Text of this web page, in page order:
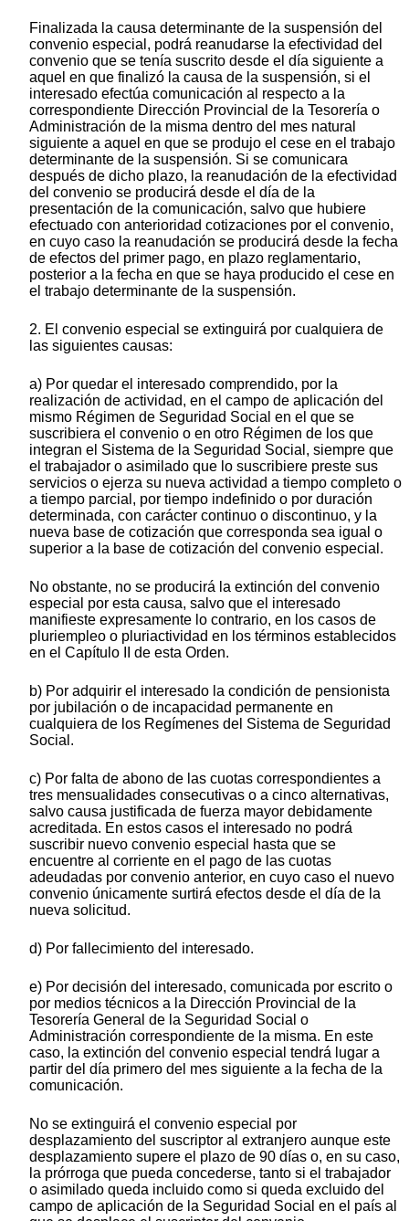
Finalizada la causa determinante de la suspensión del
convenio especial, podrá reanudarse la efectividad del
convenio que se tenía suscrito desde el día siguiente a
aquel en que finalizó la causa de la suspensión, si el
interesado efectúa comunicación al respecto a la
correspondiente Dirección Provincial de la Tesorería o
Administración de la misma dentro del mes natural
siguiente a aquel en que se produjo el cese en el trabajo
determinante de la suspensión. Si se comunicara
después de dicho plazo, la reanudación de la efectividad
del convenio se producirá desde el día de la
presentación de la comunicación, salvo que hubiere
efectuado con anterioridad cotizaciones por el convenio,
en cuyo caso la reanudación se producirá desde la fecha
de efectos del primer pago, en plazo reglamentario,
posterior a la fecha en que se haya producido el cese en
el trabajo determinante de la suspensión.
2. El convenio especial se extinguirá por cualquiera de
las siguientes causas:
a) Por quedar el interesado comprendido, por la
realización de actividad, en el campo de aplicación del
mismo Régimen de Seguridad Social en el que se
suscribiera el convenio o en otro Régimen de los que
integran el Sistema de la Seguridad Social, siempre que
el trabajador o asimilado que lo suscribiere preste sus
servicios o ejerza su nueva actividad a tiempo completo o
a tiempo parcial, por tiempo indefinido o por duración
determinada, con carácter continuo o discontinuo, y la
nueva base de cotización que corresponda sea igual o
superior a la base de cotización del convenio especial.
No obstante, no se producirá la extinción del convenio
especial por esta causa, salvo que el interesado
manifieste expresamente lo contrario, en los casos de
pluriempleo o pluriactividad en los términos establecidos
en el Capítulo II de esta Orden.
b) Por adquirir el interesado la condición de pensionista
por jubilación o de incapacidad permanente en
cualquiera de los Regímenes del Sistema de Seguridad
Social.
c) Por falta de abono de las cuotas correspondientes a
tres mensualidades consecutivas o a cinco alternativas,
salvo causa justificada de fuerza mayor debidamente
acreditada. En estos casos el interesado no podrá
suscribir nuevo convenio especial hasta que se
encuentre al corriente en el pago de las cuotas
adeudadas por convenio anterior, en cuyo caso el nuevo
convenio únicamente surtirá efectos desde el día de la
nueva solicitud.
d) Por fallecimiento del interesado.
e) Por decisión del interesado, comunicada por escrito o
por medios técnicos a la Dirección Provincial de la
Tesorería General de la Seguridad Social o
Administración correspondiente de la misma. En este
caso, la extinción del convenio especial tendrá lugar a
partir del día primero del mes siguiente a la fecha de la
comunicación.
No se extinguirá el convenio especial por
desplazamiento del suscriptor al extranjero aunque este
desplazamiento supere el plazo de 90 días o, en su caso,
la prórroga que pueda concederse, tanto si el trabajador
o asimilado queda incluido como si queda excluido del
campo de aplicación de la Seguridad Social en el país al